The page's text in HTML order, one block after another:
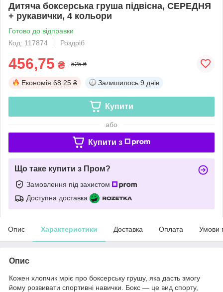
Дитяча боксерська груша підвісна, СЕРЕДНЯ
+ рукавички, 4 кольори
Готово до відправки
Код: 117874
Роздріб
456,75 ₴ 525 ₴
Економія 68.25 ₴ Залишилось 9 днів
Купити
або
Купити з
Що таке купити з Пром?
Замовлення під захистом
Доступна доставка
Опис Характеристики Доставка Оплата Умови
Опис
Кожен хлопчик мріє про боксерську грушу, яка дасть змогу
йому розвивати спортивні навички. Бокс — це вид спорту,